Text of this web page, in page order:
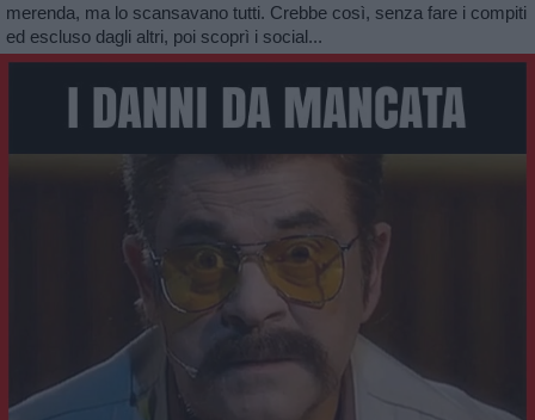
merenda, ma lo scansavano tutti. Crebbe così, senza fare i compiti
ed escluso dagli altri, poi scoprì i social...